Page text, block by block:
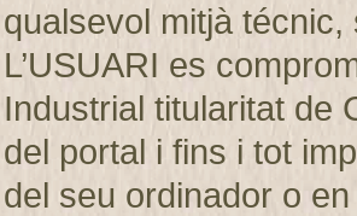
qualsevol mitjà
L’USUARI es
Industrial titularitat de
del portal i fins i tot
del seu ordinador o